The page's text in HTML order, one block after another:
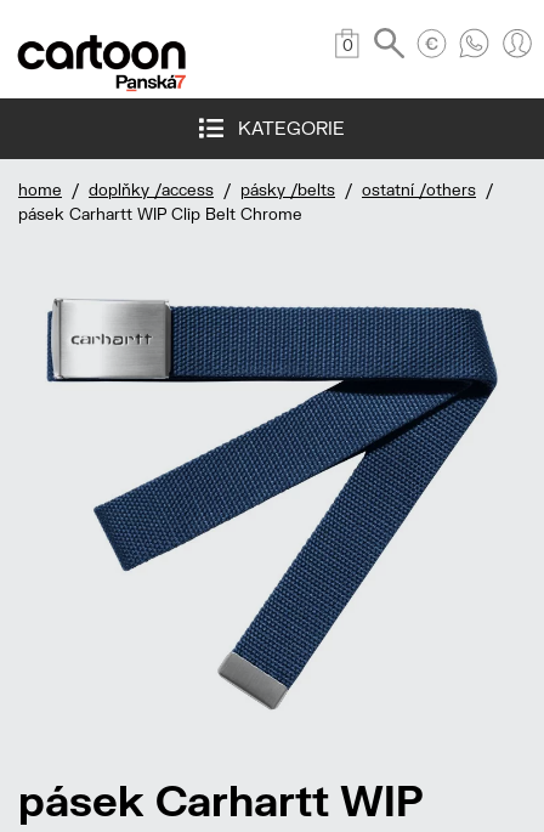
0
KATEGORIE
home / doplňky /access / pásky /belts / ostatní /others /
pásek Carhartt WIP Clip Belt Chrome
pásek Carhartt WIP